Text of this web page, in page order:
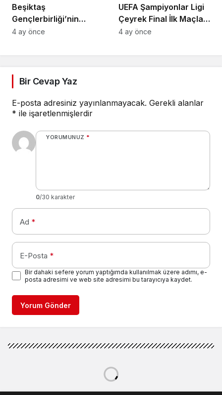
Beşiktaş
Gençlerbirliği’nin
İtalyan Futbolcusu
4 ay önce
UEFA Şampiyonlar Ligi
Çeyrek Final İlk Maçları
7 Nisan’da Başlıyor
4 ay önce
Bir Cevap Yaz
E-posta adresiniz yayınlanmayacak. Gerekli alanlar
* ile işaretlenmişlerdir
YORUMUNUZ *
0/30 karakter
Ad *
E-Posta *
Bir dahaki sefere yorum yaptığımda kullanılmak üzere adımı, e-
posta adresimi ve web site adresimi bu tarayıcıya kaydet.
Yorum Gönder